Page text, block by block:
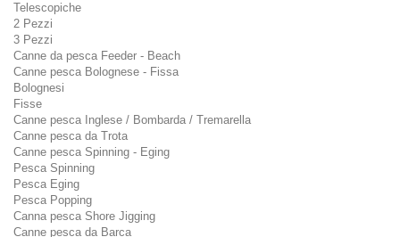
Telescopiche
2 Pezzi
3 Pezzi
Canne da pesca Feeder - Beach
Canne pesca Bolognese - Fissa
Bolognesi
Fisse
Canne pesca Inglese / Bombarda / Tremarella
Canne pesca da Trota
Canne pesca Spinning - Eging
Pesca Spinning
Pesca Eging
Pesca Popping
Canna pesca Shore Jigging
Canne pesca da Barca